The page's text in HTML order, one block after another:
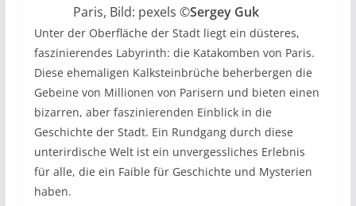
Paris, Bild: pexels ©Sergey Guk
Unter der Oberfläche der Stadt liegt ein düsteres,
faszinierendes Labyrinth: die Katakomben von Paris.
Diese ehemaligen Kalksteinbrüche beherbergen die
Gebeine von Millionen von Parisern und bieten einen
bizarren, aber faszinierenden Einblick in die
Geschichte der Stadt. Ein Rundgang durch diese
unterirdische Welt ist ein unvergessliches Erlebnis
für alle, die ein Faible für Geschichte und Mysterien
haben.